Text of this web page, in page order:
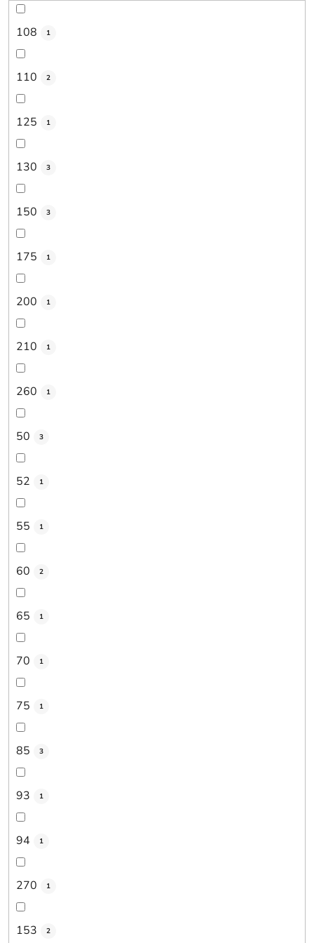
108 1
110 2
125 1
130 3
150 3
175 1
200 1
210 1
260 1
50 3
52 1
55 1
60 2
65 1
70 1
75 1
85 3
93 1
94 1
270 1
153 2